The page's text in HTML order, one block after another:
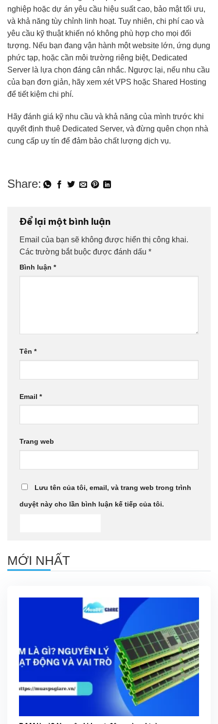
nghiệp hoặc dự án yêu cầu hiệu suất cao, bảo mật tối ưu,
và khả năng tùy chỉnh linh hoạt. Tuy nhiên, chi phí cao và
yêu cầu kỹ thuật khiến nó không phù hợp cho mọi đối
tượng. Nếu bạn đang vận hành một website lớn, ứng dụng
phức tạp, hoặc cần môi trường riêng biệt, Dedicated
Server là lựa chọn đáng cân nhắc. Ngược lại, nếu nhu cầu
của bạn đơn giản, hãy xem xét VPS hoặc Shared Hosting
để tiết kiệm chi phí.
Hãy đánh giá kỹ nhu cầu và khả năng của mình trước khi
quyết định thuê Dedicated Server, và đừng quên chọn nhà
cung cấp uy tín để đảm bảo chất lượng dịch vụ.
Để lại một bình luận
Email của bạn sẽ không được hiển thị công khai.
Các trường bắt buộc được đánh dấu *
Bình luận *
Tên *
Email *
Trang web
Lưu tên của tôi, email, và trang web trong trình
duyệt này cho lần bình luận kế tiếp của tôi.
MỚI NHẤT